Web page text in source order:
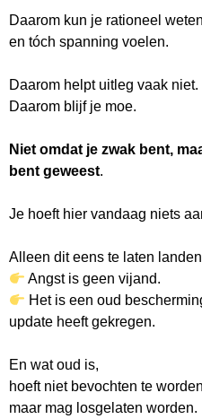
Daarom kun je rationeel
en tóch spanning voelen.
Daarom helpt uitleg vaak niet.
Daarom blijf je moe.
Niet omdat je zwak bent,
bent geweest.
Je hoeft hier vandaag niets
Alleen dit eens te laten
Angst is geen vijand.
Het is een oud
update heeft gekregen.
En wat oud is,
hoeft niet bevochten te
maar mag losgelaten worden.